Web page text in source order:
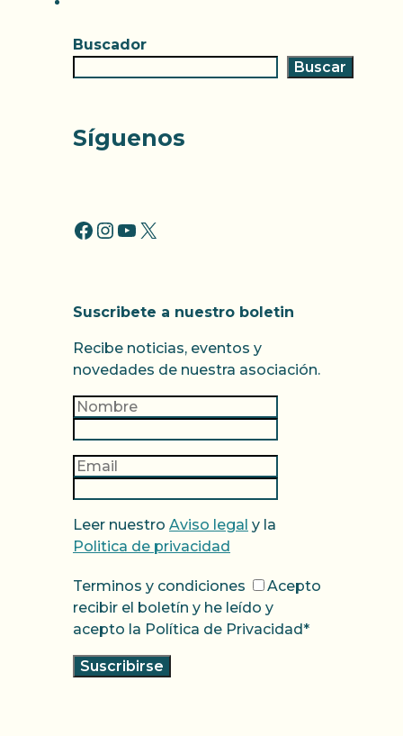
Buscador
Buscar
Síguenos
FACCEBOOK
INSTAGRAM
YOUTUBE
X
Suscribete a nuestro boletin
Recibe noticias, eventos y
novedades de nuestra asociación.
Leer nuestro Aviso legal y la
Politica de privacidad
Terminos y condiciones
Acepto
recibir el boletín y he leído y
acepto la Política de Privacidad*